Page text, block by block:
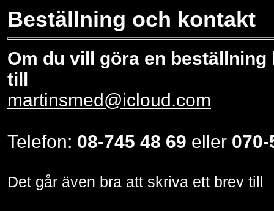
Beställning och kontakt
Om du vill göra en
till
martinsmed@icloud.com
Telefon: 08-745 48 69 eller 070-
Det går även bra att skriva ett brev till